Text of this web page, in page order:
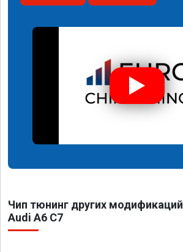
Чип тюнинг других модификаций
Audi A6 C7